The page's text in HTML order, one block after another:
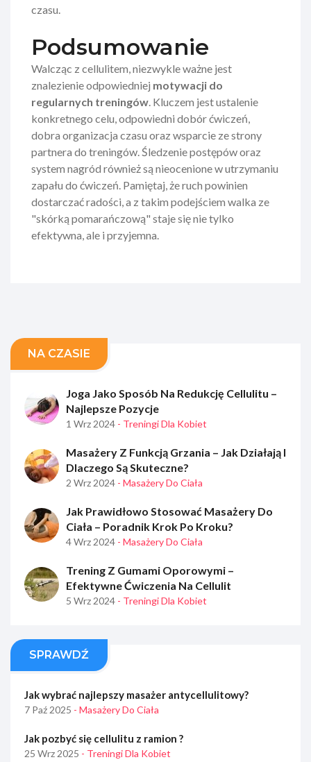
czasu.
Podsumowanie
Walcząc z cellulitem, niezwykle ważne jest
znalezienie odpowiedniej motywacji do
regularnych treningów . Kluczem jest ustalenie
konkretnego celu, odpowiedni dobór ćwiczeń,
dobra organizacja czasu oraz wsparcie ze strony
partnera do treningów. Śledzenie postępów oraz
system nagród również są nieocenione w utrzymaniu
zapału do ćwiczeń. Pamiętaj, że ruch powinien
dostarczać radości, a z takim podejściem walka ze
"skórką pomarańczową" staje się nie tylko
efektywna, ale i przyjemna.
NA CZASIE
Joga Jako Sposób Na Redukcję Cellulitu –
Najlepsze Pozycje
1 Wrz 2024 - Treningi Dla Kobiet
Masażery Z Funkcją Grzania – Jak Działają I
Dlaczego Są Skuteczne?
2 Wrz 2024 - Masażery Do Ciała
Jak Prawidłowo Stosować Masażery Do
Ciała – Poradnik Krok Po Kroku?
4 Wrz 2024 - Masażery Do Ciała
Trening Z Gumami Oporowymi –
Efektywne Ćwiczenia Na Cellulit
5 Wrz 2024 - Treningi Dla Kobiet
SPRAWDŹ
Jak wybrać najlepszy masażer antycellulitowy?
7 Paź 2025 - Masażery Do Ciała
Jak pozbyć się cellulitu z ramion ?
25 Wrz 2025 - Treningi Dla Kobiet